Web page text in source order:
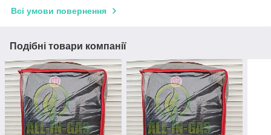
Всі умови повернення
Подібні товари компанії